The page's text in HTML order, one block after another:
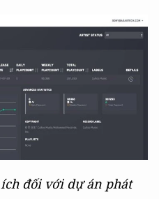
đối với dự án phát